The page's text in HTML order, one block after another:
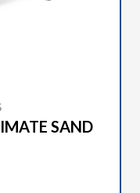
SAND